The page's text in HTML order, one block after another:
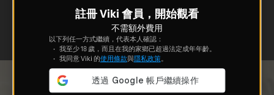
註冊 Viki 會員，開始觀看
不需額外費用
以下列任一方式繼續，代表本人確認：
我至少 18 歲，而且在我的家鄉已超過法定成年年齡。
我同意 Viki 的使用條款與隱私政策。